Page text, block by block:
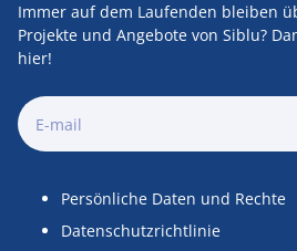
Immer auf dem Laufenden bleiben
Projekte und Angebote von Siblu?
hier!
Persönliche Daten und Rechte
Datenschutzrichtlinie